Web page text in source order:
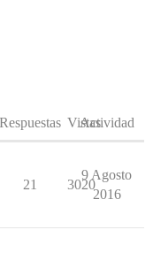
Respuestas Vistas
Actividad
21 3020
9 Agosto
2016